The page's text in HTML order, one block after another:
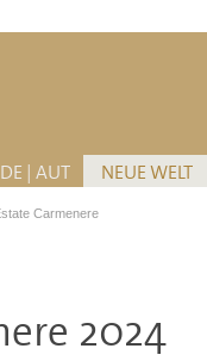
DE | AUT NEUE WELT
Carmenere
2024